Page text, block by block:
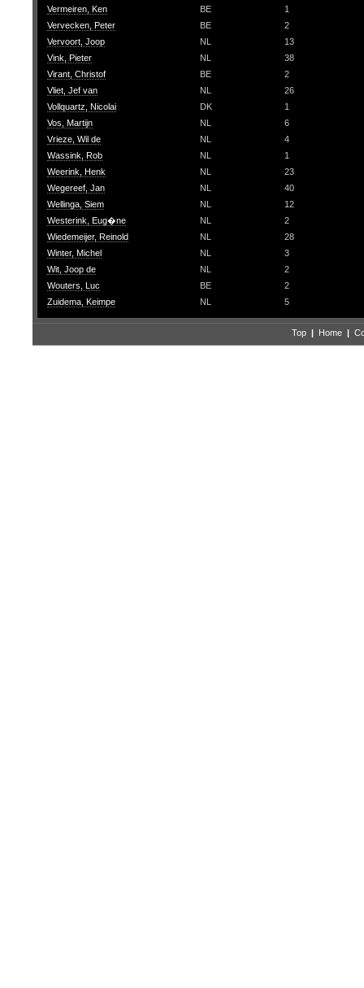
Vermeiren, Ken
BE
1
Vervecken, Peter
BE
2
Vervoort, Joop
NL
13
Vink, Pieter
NL
38
Virant, Christof
BE
2
Vliet, Jef van
NL
26
Vollquartz, Nicolai
DK
1
Vos, Martijn
NL
6
Vrieze, Wil de
NL
4
Wassink, Rob
NL
1
Weerink, Henk
NL
23
Wegereef, Jan
NL
40
Wellinga, Siem
NL
12
Westerink, Eug�ne
NL
2
Wiedemeijer, Reinold
NL
28
Winter, Michel
NL
3
Wit, Joop de
NL
2
Wouters, Luc
BE
2
Zuidema, Keimpe
NL 5
Top | Home |